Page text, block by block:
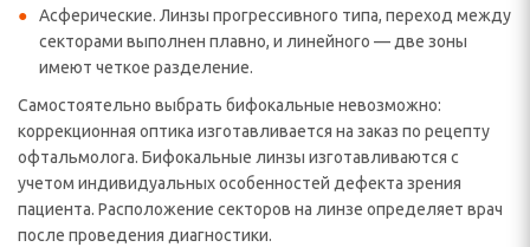
Асферические. Линзы прогрессивного типа, переход между
секторами выполнен плавно, и линейного — две зоны
имеют четкое разделение.
Самостоятельно выбрать бифокальные невозможно:
коррекционная оптика изготавливается на заказ по рецепту
офтальмолога. Бифокальные линзы изготавливаются с
учетом индивидуальных особенностей дефекта зрения
пациента. Расположение секторов на линзе определяет врач
после проведения диагностики.